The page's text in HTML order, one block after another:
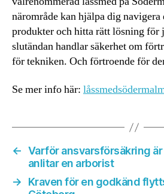
närområde kan hjälpa dig
produkter och hitta rätt lösning för
slutändan handlar säkerhet om
för tekniken. Och förtroende för
Se mer info här:
← Varför ansvarsförsäkring
anlitar en arborist
→
Kraven för en godkänd